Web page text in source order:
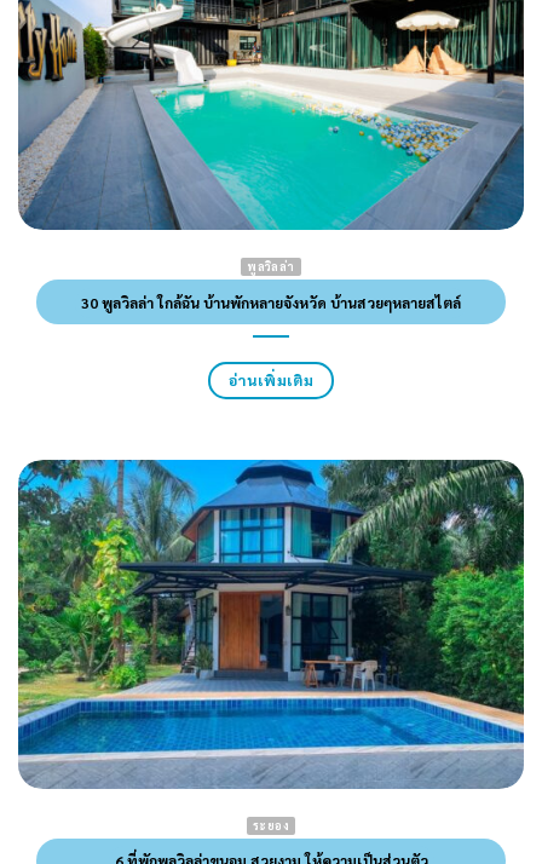
พูลวิลล่า
30 พูลวิลล่า ใกล้ฉัน บ้านพักหลายจังหวัด บ้านสวยๆหลายสไตล์
อ่านเพิ่มเติม
ระยอง